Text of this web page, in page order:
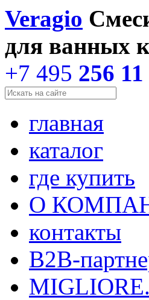
Veragio
для ванных
+7 495 256
главная
каталог
где купить
О
контакты
В2В-